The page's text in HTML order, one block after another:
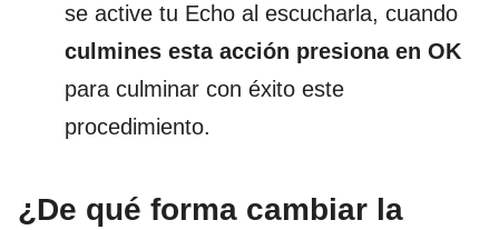
se active tu Echo al escucharla, cuando
culmines esta acción presiona en OK
para culminar con éxito este
procedimiento.
¿De qué forma cambiar la